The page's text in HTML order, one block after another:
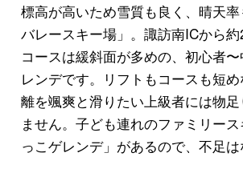
標高が高いため雪質も良く、晴天
バレースキー場」。諏訪南ICから約
コースは緩斜面が多めの、初心者
レンデです。リフトもコースも短
離を颯爽と滑りたい上級者には物
ません。子ども連れのファミリー
っこゲレンデ」があるので、不足は